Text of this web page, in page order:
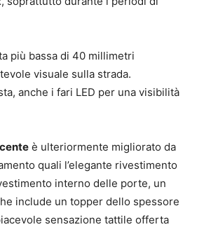
più bassa di 40 millimetri
visuale sulla strada.
anche i fari LED per una visibilità
è ulteriormente migliorato da
quali l’elegante rivestimento
interno delle porte, un
include un topper dello spessore
sensazione tattile offerta